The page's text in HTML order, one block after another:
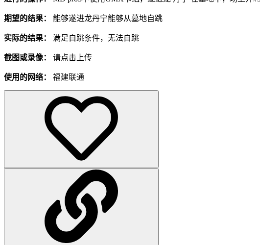
期望的结果： 能够遂进龙丹宁能够从墓地自跳
实际的结果： 满足自跳条件，无法自跳
截图或录像： 请点击上传
使用的网络： 福建联通